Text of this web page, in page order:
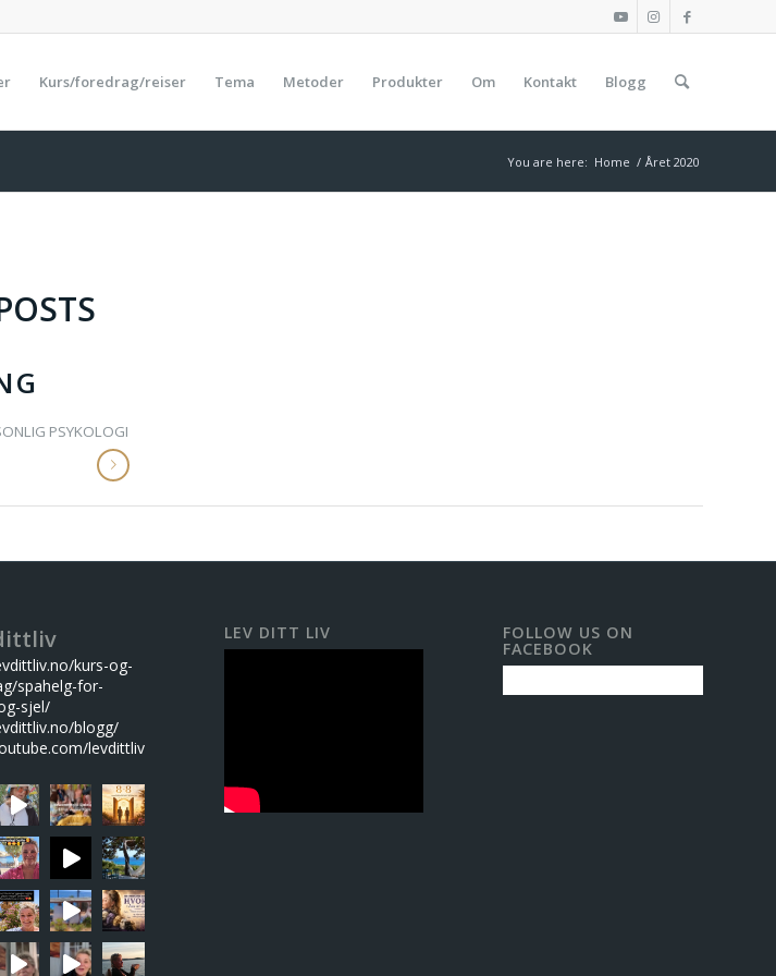
Kurs/foredrag/reiser Tema Metoder Produkter Om Kontakt Blogg
You are here: Home / Året 2020
PSYKOLOGI
kurs-og-
spahelg-for-
sjel/
blogg/
levdittliv
LEV DITT LIV FOLLOW US ON
FACEBOOK